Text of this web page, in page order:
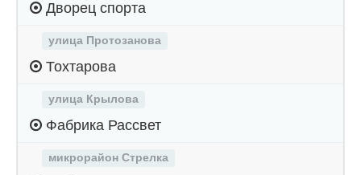
Дворец спорта
улица Протозанова
Тохтарова
улица Крылова
Фабрика Рассвет
микрорайон Стрелка